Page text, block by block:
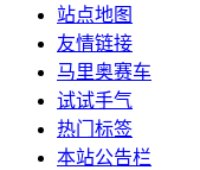
站点地图
友情链接
马里奥赛车
试试手气
热门标签
本站公告栏